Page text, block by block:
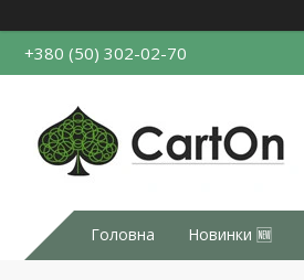
+380 (50) 302-02-70
Головна Новинки 🆕